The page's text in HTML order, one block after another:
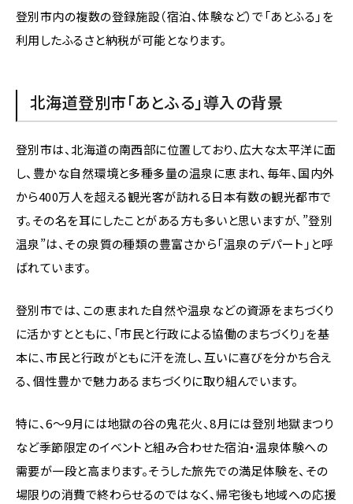
登別市内の複数の登録施設（宿泊、体験など）で「あとふる」を
利用したふるさと納税が可能となります。
北海道登別市「あとふる」導入の背景
登別市は、北海道の南西部に位置しており、広大な太平洋に面
し、豊かな自然環境と多種多量の温泉に恵まれ、毎年、国内外
から400万人を超える観光客が訪れる日本有数の観光都市で
す。その名を耳にしたことがある方も多いと思いますが、”登別
温泉”は、その泉質の種類の豊富さから「温泉のデパート」と呼
ばれています。
登別市では、この恵まれた自然や温泉などの資源をまちづくり
に活かすとともに、「市民と行政による協働のまちづくり」を基
本に、市民と行政がともに汗を流し、互いに喜びを分かち合え
る、個性豊かで魅力あるまちづくりに取り組んでいます。
特に、6〜9月には地獄の谷の鬼花火、8月には登別地獄まつり
など季節限定のイベントと組み合わせた宿泊・温泉体験への
需要が一段と高まります。そうした旅先での満足体験を、その
場限りの消費で終わらせるのではなく、帰宅後も地域への応援